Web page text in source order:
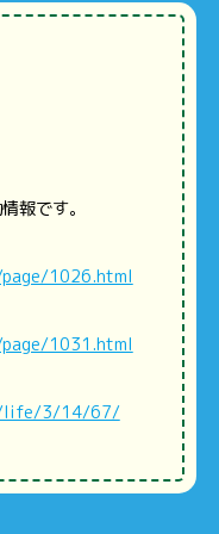
報です。
1026.html
1031.html
life/3/14/67/